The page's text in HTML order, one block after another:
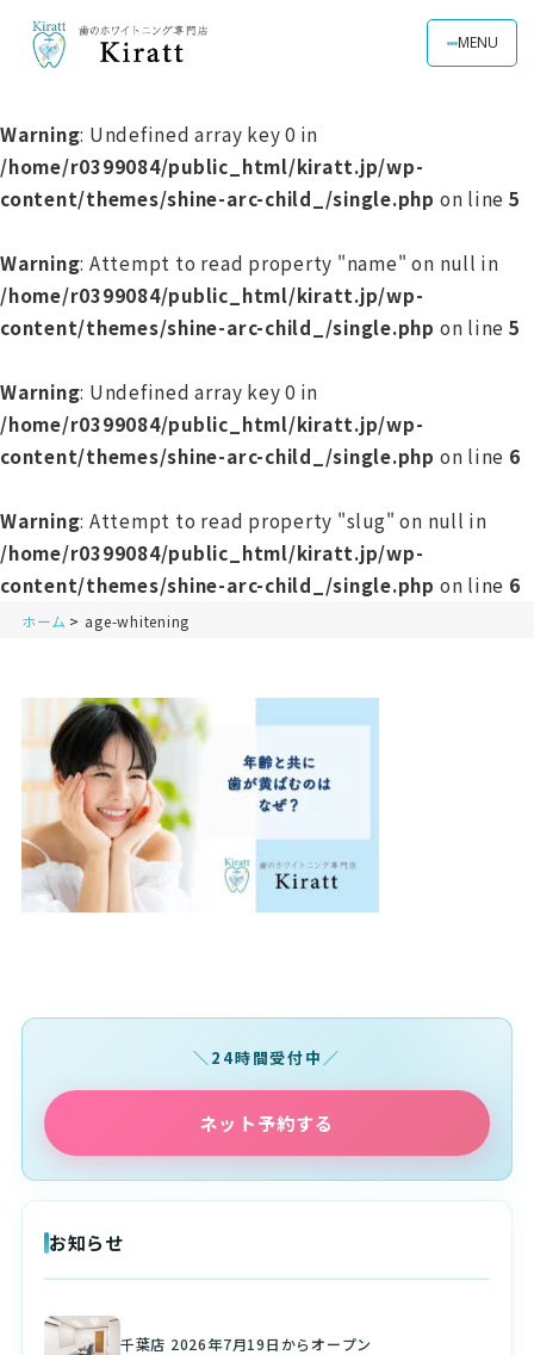
MENU
Warning: Undefined array key 0 in
/home/r0399084/public_html/kiratt.jp/wp-
content/themes/shine-arc-child_/single.php on line 5
Warning: Attempt to read property "name" on null in
/home/r0399084/public_html/kiratt.jp/wp-
content/themes/shine-arc-child_/single.php on line 5
Warning: Undefined array key 0 in
/home/r0399084/public_html/kiratt.jp/wp-
content/themes/shine-arc-child_/single.php on line 6
Warning: Attempt to read property "slug" on null in
/home/r0399084/public_html/kiratt.jp/wp-
content/themes/shine-arc-child_/single.php on line 6
ホーム age-whitening
24時間受付中
ネット予約する
お知らせ
千葉店 2026年7月19日からオープン